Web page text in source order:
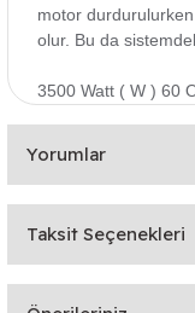
motor
olur. Bu da
3500 Watt ( W ) 60
Yorumlar
Bu
Taksit Seçenekleri